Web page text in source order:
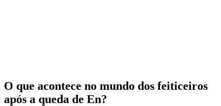
O que acontece no mundo dos feiticeiros
após a queda de En?